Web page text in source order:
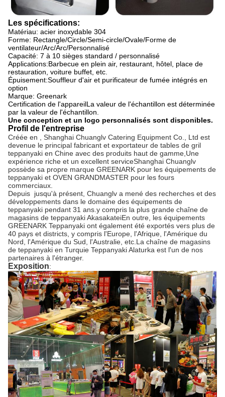
Les spécifications:
Matériau: acier inoxydable 304
Forme: Rectangle/Circle/Semi-circle/Ovale/Forme de
ventilateur/Arc/Arc/Personnalisé
Capacité: 7 à 10 sièges standard / personnalisé
Applications:Barbecue en plein air, restaurant, hôtel, place de
restauration, voiture buffet, etc.
Épuisement:Souffleur d'air et purificateur de fumée intégrés en
option
Marque: Greenark
Certification de l'appareilLa valeur de l'échantillon est déterminée
par la valeur de l'échantillon.
Une conception et un logo personnalisés sont disponibles.
Profil de l'entreprise
Créée en , Shanghai Chuanglv Catering Equipment Co., Ltd est
devenue le principal fabricant et exportateur de tables de gril
teppanyaki en Chine avec des produits haut de gamme,Une
expérience riche et un excellent serviceShanghai Chuanglv
possède sa propre marque GREENARK pour les équipements de
teppanyaki et OVEN GRANDMASTER pour les fours
commerciaux.
Depuis  jusqu'à présent, Chuanglv a mené des recherches et des
développements dans le domaine des équipements de
teppanyaki pendant 31 ans.y compris la plus grande chaîne de
magasins de teppanyaki AkasakateiEn outre, les équipements
GREENARK Teppanyaki ont également été exportés vers plus de
40 pays et districts, y compris l'Europe, l'Afrique, l'Amérique du
Nord, l'Amérique du Sud, l'Australie, etc.La chaîne de magasins
de teppanyaki en Turquie Teppanyaki Alaturka est l'un de nos
partenaires à l'étranger.
Exposition: